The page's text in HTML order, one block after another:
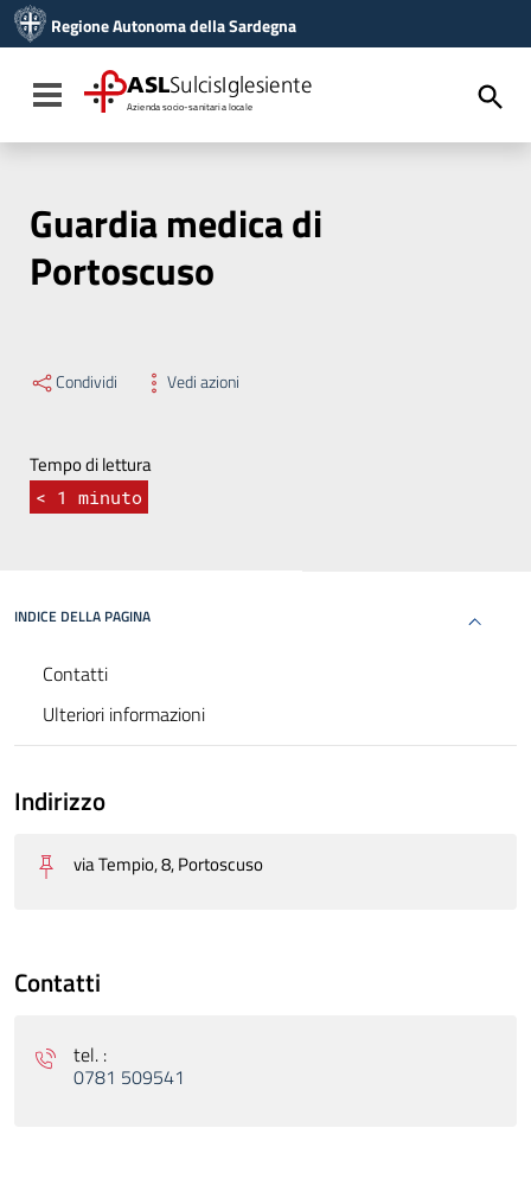
Vai al menu di navigazione
Vai al footer
Regione Autonoma della Sardegna
Toggle navigation
ASLSulcisIglesiente
Azienda socio-sanitaria locale
Guardia medica di
Portoscuso
Condividi Vedi azioni
Tempo di lettura
< 1 minuto
INDICE DELLA PAGINA
Contatti
Ulteriori informazioni
Indirizzo
via Tempio, 8, Portoscuso
Contatti
tel. :
0781 509541